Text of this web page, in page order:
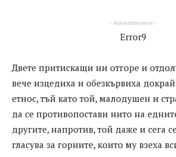
- Advertisement -
Error9
Двете притискащи ни отгоре и
вече изцедиха и обезкървиха
етнос, тъй като той, малодушен и
да се противопостави нито на
другите, напротив, той даже и сега
гласува за горните, които му взеха